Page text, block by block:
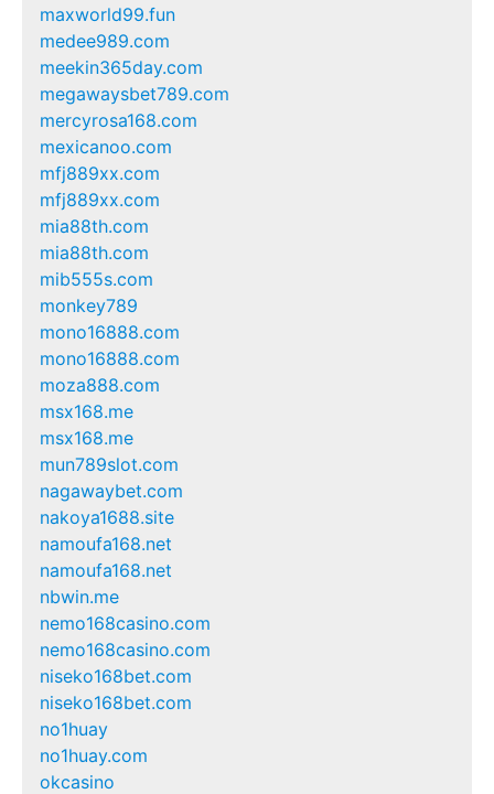
maxworld99.fun
medee989.com
meekin365day.com
megawaysbet789.com
mercyrosa168.com
mexicanoo.com
mfj889xx.com
mfj889xx.com
mia88th.com
mia88th.com
mib555s.com
monkey789
mono16888.com
mono16888.com
moza888.com
msx168.me
msx168.me
mun789slot.com
nagawaybet.com
nakoya1688.site
namoufa168.net
namoufa168.net
nbwin.me
nemo168casino.com
nemo168casino.com
niseko168bet.com
niseko168bet.com
no1huay
no1huay.com
okcasino